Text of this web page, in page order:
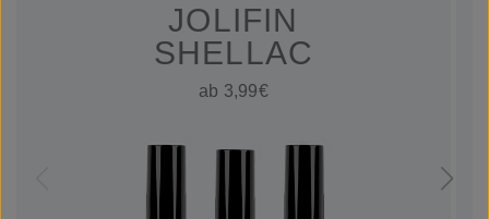
JOLIFIN
SHELLAC
ab 3,99€